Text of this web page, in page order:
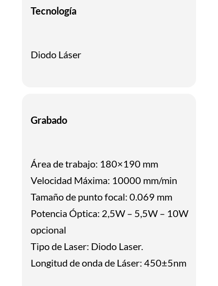
Tecnología
Diodo Láser
Grabado
Área de trabajo: 180×190 mm
Velocidad Máxima: 10000 mm/min
Tamaño de punto focal: 0.069 mm
Potencia Óptica: 2,5W – 5,5W – 10W
opcional
Tipo de Laser: Diodo Laser.
Longitud de onda de Láser: 450±5nm